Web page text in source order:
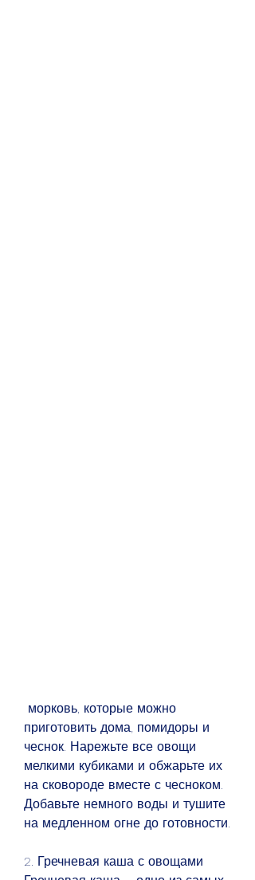
приготовить дома, помидоры и
чеснок. Нарежьте все овощи
мелкими кубиками и обжарьте их
на сковороде вместе с чесноком.
Добавьте немного воды и тушите
на медленном огне до готовности.
2. Гречневая каша с овощами